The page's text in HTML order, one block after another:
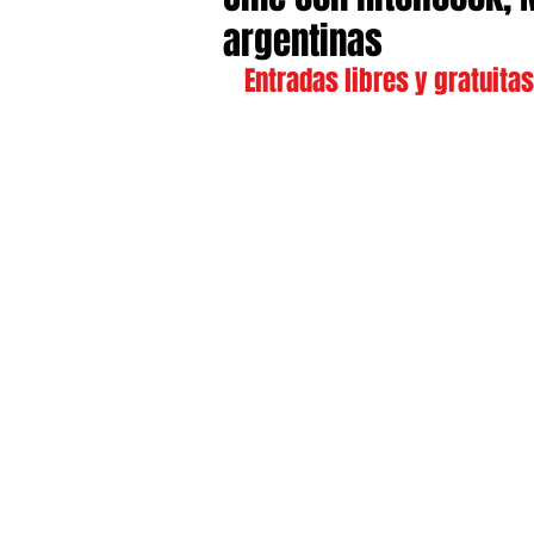
argentinas
Entradas libres y